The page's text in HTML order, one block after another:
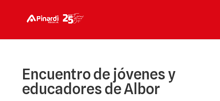
Encuentro de jóvenes y
educadores de Albor